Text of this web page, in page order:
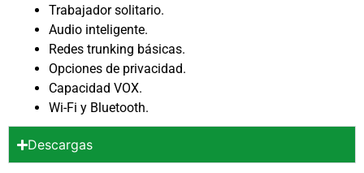
Trabajador solitario.
Audio inteligente.
Redes trunking básicas.
Opciones de privacidad.
Capacidad VOX.
Wi-Fi y Bluetooth.
Descargas